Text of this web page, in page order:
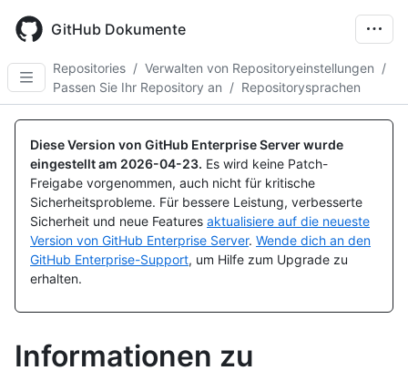
main
content
GitHub Dokumente
Repositories / Verwalten von Repositoryeinstellungen /
Passen Sie Ihr Repository an / Repositorysprachen
Diese Version von GitHub Enterprise Server wurde
eingestellt am 2026-04-23. Es wird keine Patch-
Freigabe vorgenommen, auch nicht für kritische
Sicherheitsprobleme. Für bessere Leistung, verbesserte
Sicherheit und neue Features aktualisiere auf die neueste
Version von GitHub Enterprise Server. Wende dich an den
GitHub Enterprise-Support, um Hilfe zum Upgrade zu
erhalten.
Informationen zu